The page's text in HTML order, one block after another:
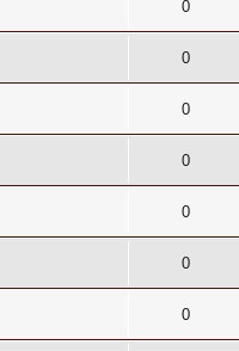
0
0
0
0
0
0
0